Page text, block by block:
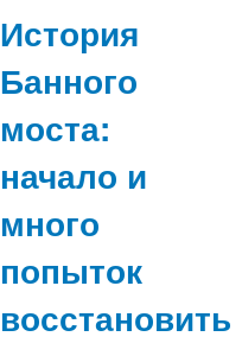
История
Банного
моста:
начало и
много
попыток
восстановить